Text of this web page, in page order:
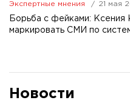
Экспертные мнения 21 мая
Борьба с фейками: Ксения
маркировать СМИ по
Новости